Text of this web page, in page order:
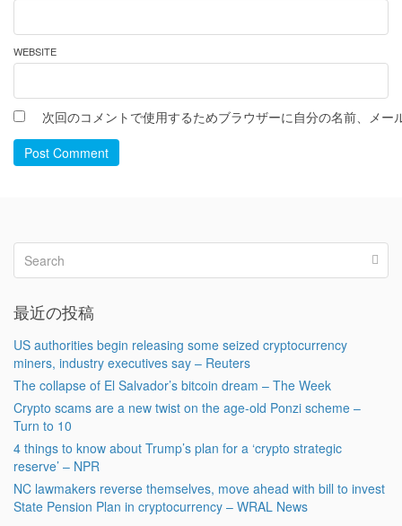
WEBSITE
次回のコメントで使用するためブラウザーに自分の名前、メー
Post Comment
最近の投稿
US authorities begin releasing some seized cryptocurrency
miners, industry executives say – Reuters
The collapse of El Salvador’s bitcoin dream – The Week
Crypto scams are a new twist on the age-old Ponzi scheme –
Turn to 10
4 things to know about Trump’s plan for a ‘crypto strategic
reserve’ – NPR
NC lawmakers reverse themselves, move ahead with bill to invest
State Pension Plan in cryptocurrency – WRAL News